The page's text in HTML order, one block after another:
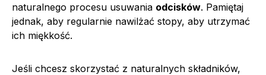
naturalnego procesu usuwania odcisków. Pamiętaj
jednak, aby regularnie nawilżać stopy, aby utrzymać
ich miękkość.
Jeśli chcesz skorzystać z naturalnych składników,